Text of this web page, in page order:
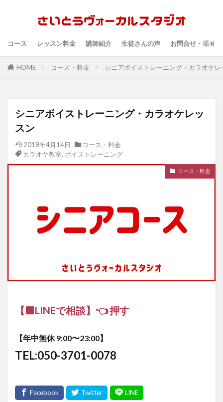
コース レッスン料金 講師紹介 生徒さんの声 お問合せ・場所
HOME コース・料金 シニアボイストレーニング・カラオケレ
シニアボイストレーニング・カラオケレッ
スン
2018年4月14日
コース・料金
カラオケ教室, ボイストレーニング
コース・料金
【🟩LINEで相談】👈 押す
【年中無休 9:00〜23:00】
TEL:050-3701-0078